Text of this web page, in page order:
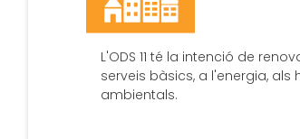
L'ODS 11 té la intenció de
serveis bàsics, a l'energia,
ambientals.